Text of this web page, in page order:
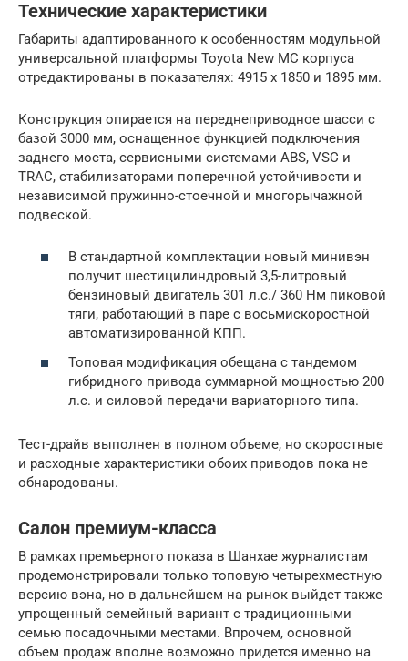
Технические характеристики
Габариты адаптированного к особенностям модульной
универсальной платформы Toyota New MC корпуса
отредактированы в показателях: 4915 х 1850 и 1895 мм.
Конструкция опирается на переднеприводное шасси с
базой 3000 мм, оснащенное функцией подключения
заднего моста, сервисными системами ABS, VSC и
TRAC, стабилизаторами поперечной устойчивости и
независимой пружинно-стоечной и многорычажной
подвеской.
В стандартной комплектации новый минивэн
получит шестицилиндровый 3,5-литровый
бензиновый двигатель 301 л.с./ 360 Нм пиковой
тяги, работающий в паре с восьмискоростной
автоматизированной КПП.
Топовая модификация обещана с тандемом
гибридного привода суммарной мощностью 200
л.с. и силовой передачи вариаторного типа.
Тест-драйв выполнен в полном объеме, но скоростные
и расходные характеристики обоих приводов пока не
обнародованы.
Салон премиум-класса
В рамках премьерного показа в Шанхае журналистам
продемонстрировали только топовую четырехместную
версию вэна, но в дальнейшем на рынок выйдет также
упрощенный семейный вариант с традиционными
семью посадочными местами. Впрочем, основной
объем продаж вполне возможно придется именно на